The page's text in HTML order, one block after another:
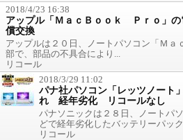
2018/4/23 16:38
アップル「ＭａｃＢｏｏｋ Ｐｒｏ」の
償交換
アップルは２０日、ノートパソコン「Ｍ
部で、部品の不具合により...
リコール
2018/3/29 11:02
パナ社パソコン「レッツノート
れ 経年劣化 リコールなし
パナソニックは２８日、ノートパ
どで経年劣化したバッテリーパック
リコール